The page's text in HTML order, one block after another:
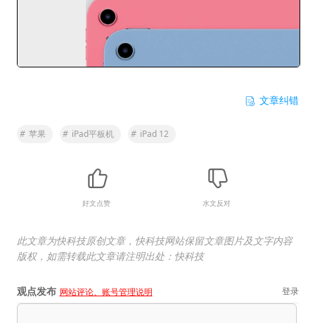
文章纠错
# 苹果 # iPad平板机 # iPad 12
好文点赞 水文反对
此文章为快科技原创文章，快科技网站保留文章图片及文字内容
版权，如需转载此文章请注明出处：快科技
观点发布 网站评论、账号管理说明 登录